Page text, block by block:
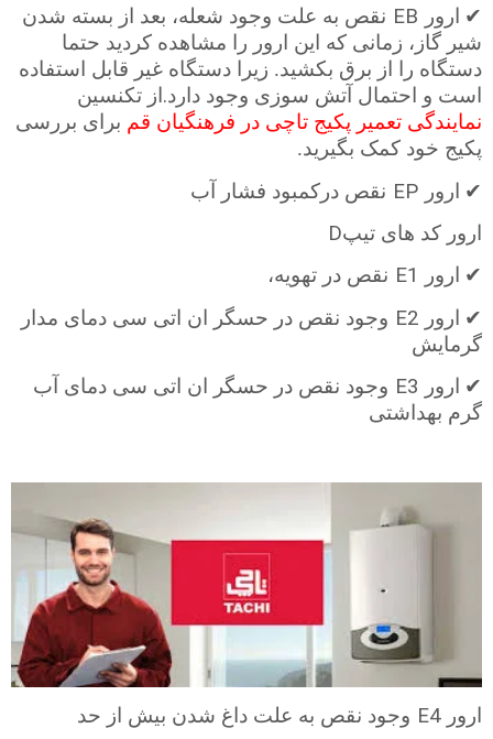
✔ ارور EB نقص به علت وجود شعله، بعد از بسته شدن
شیر گاز، زمانی که این ارور را مشاهده کردید حتما
دستگاه را از برق بکشید. زیرا دستگاه غیر قابل استفاده
است و احتمال آتش سوزی وجود دارد. از تکنسین
نمایندگی تعمیر پکیج تاچی در فرهنگیان قم برای بررسی
پکیج خود کمک بگیرید.
✔ ارور EP نقص درکمبود فشار آب
ارور کد های تیپD
✔ ارور E1 نقص در تهویه،
✔ ارور E2 وجود نقص در حسگر ان اتی سی دمای مدار
گرمایش
✔ ارور E3 وجود نقص در حسگر ان اتی سی دمای آب
گرم بهداشتی
ارور E4 وجود نقص به علت داغ شدن بیش از حد